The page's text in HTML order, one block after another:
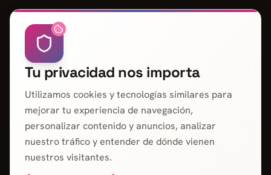
Diseño Web en la Comunidad de Madrid
Diseño Web Leganés
Diseño Web Fuenlabrada
Diseño Web MóstolesDiseño Web Rivas-Vaciamadrid
Diseño Web Alcalá de Henares
Diseño Web Torrejón de Ardoz
Diseño Web AlcobendasDiseño Web Las Rozas
Diseño Web Pozuelo de Alarcón
Diseño Web San Sebastián de los ReyesDiseño Web Coslada
Diseño Web Ciempozuelos
Diseño Web en España
Tu privacidad nos importa
Utilizamos cookies y tecnologías similares para
mejorar tu experiencia de navegación,
personalizar contenido y anuncios, analizar
nuestro tráfico y entender de dónde vienen
nuestros visitantes.